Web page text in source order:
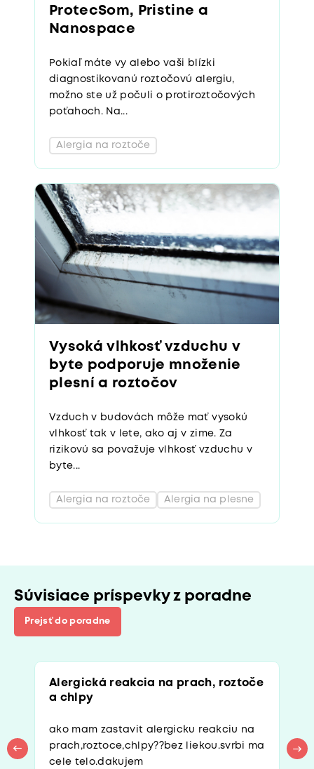
ProtecSom, Pristine a
Nanospace
Pokiaľ máte vy alebo vaši blízki
diagnostikovanú roztočovú alergiu,
možno ste už počuli o protiroztočových
poťahoch. Na...
Alergia na roztoče
Vysoká vlhkosť vzduchu v
byte podporuje množenie
plesní a roztočov
Vzduch v budovách môže mať vysokú
vlhkosť tak v lete, ako aj v zime. Za
rizikovú sa považuje vlhkosť vzduchu v
byte...
Alergia na roztoče Alergia na plesne
Súvisiace príspevky z poradne
Prejsť do poradne
Alergická reakcia na prach, roztoče
a chlpy
ako mam zastavit alergicku reakciu na
prach,roztoce,chlpy??bez liekou.svrbi ma
cele telo.dakujem